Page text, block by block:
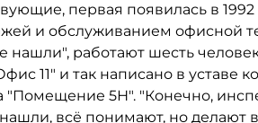
первая появилась в
и обслуживанием офисной
нашли", работают шесть
11" и так написано в уставе
5Н". "Конечно,
всё понимают, но делают